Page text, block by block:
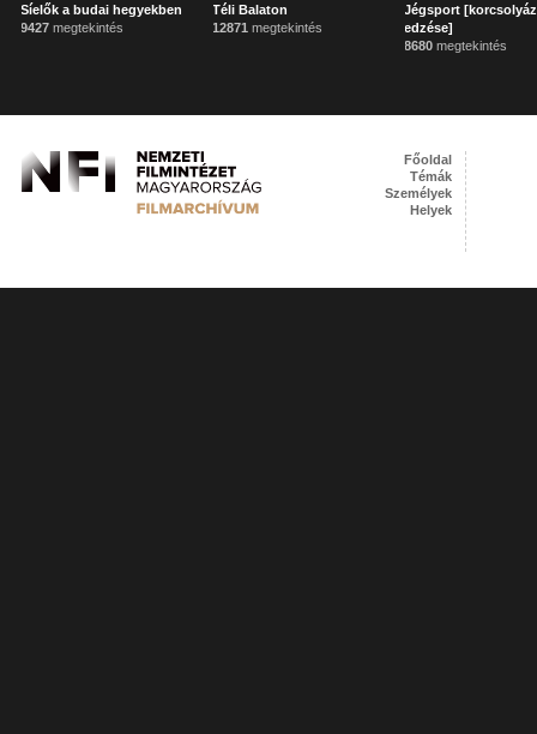
Síelők a budai hegyekben
9427 megtekintés
Téli Balaton
12871 megtekintés
Jégsport
edzése]
8680 megtekintés
Főoldal
Témák
Személyek
Helyek